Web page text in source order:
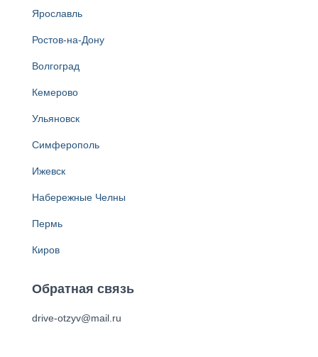
Ярославль
Ростов-на-Дону
Волгоград
Кемерово
Ульяновск
Симферополь
Ижевск
Набережные Челны
Пермь
Киров
Обратная связь
drive-otzyv@mail.ru